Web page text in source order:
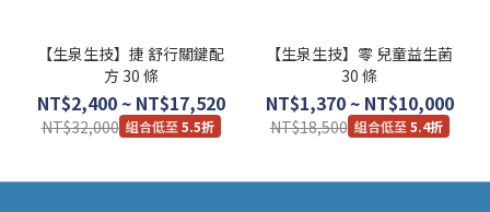
【生泉生技】捷 舒行關鍵配
方 30 條
NT$2,400 ~ NT$17,520
NT$32,000 5.5折
【生泉生技】零 兒童益生菌
30 條
NT$1,370 ~ NT$10,000
NT$18,500 5.4折